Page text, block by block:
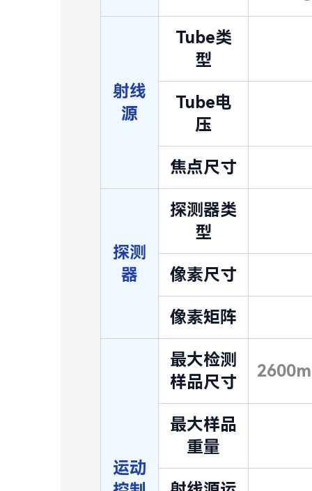
射线
源
Tube类
型
Tube电
压
焦点尺寸
探测
器
探测器类
型
像素尺寸
像素矩阵
运动
最大检测
样品尺寸
最大样品
重量